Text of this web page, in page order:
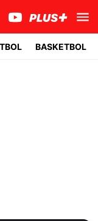
BASKETBOL